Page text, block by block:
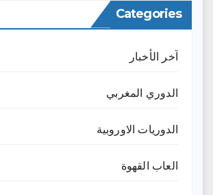
Categories
آخر الأخبار
الدوري المغربي
الدوريات الاوروبية
العاب القهوة